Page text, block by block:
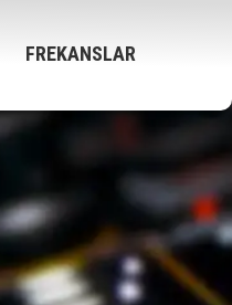
FREKANSLAR